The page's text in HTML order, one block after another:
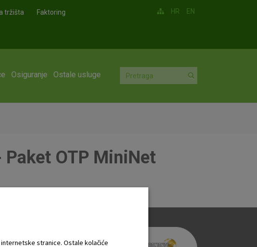
tržišta Faktoring HR EN
Osiguranje Ostale usluge
OTP MiniNet
stranice. Ostale kolačiće